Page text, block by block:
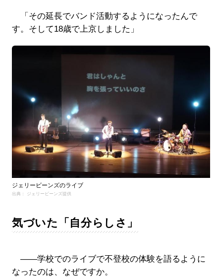
「その延長でバンド活動するようになったんで
す。そして18歳で上京しました」
ジェリービーンズのライブ
出典： ジェリービーンズ提供
気づいた「自分らしさ」
――学校でのライブで不登校の体験を語るように
なったのは、なぜですか。